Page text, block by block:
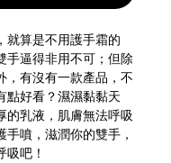
就算是不用護手霜的
手逼得非用不可；但除
，有沒有一款產品，不
點好看？濕濕黏黏天
的乳液，肌膚無法呼吸
手噴，滋潤你的雙手，
吸吧！